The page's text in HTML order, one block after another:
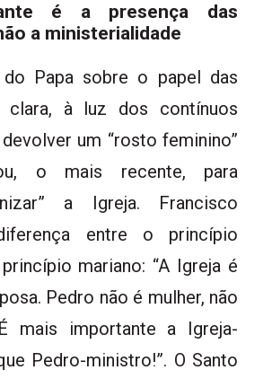
é a presença das
a ministerialidade
Papa sobre o papel das
clara, à luz dos contínuos
um “rosto feminino”
o mais recente, para
a Igreja. Francisco
entre o princípio
mariano: “A Igreja é
Pedro não é mulher, não
mais importante a Igreja-
Pedro-ministro!”. O Santo